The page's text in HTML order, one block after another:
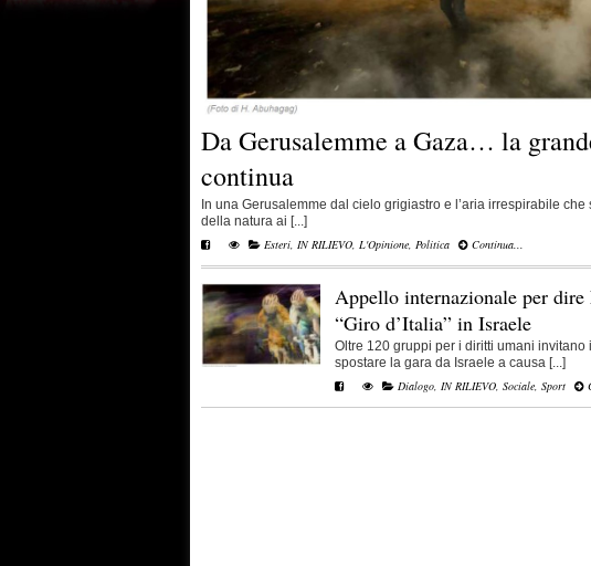
Da Gerusalemme a Gaza… la
continua
In una Gerusalemme dal cielo grigiastro e l’aria irrespirabile che
della natura ai [...]
Esteri, IN RILIEVO, L'Opinione, Politica Continua...
Appello internazionale per
“Giro d’Italia” in Israele
Oltre 120 gruppi per i diritti umani invitano il
spostare la gara da Israele a causa [...]
Dialogo IN RILIEVO Sociale Sport